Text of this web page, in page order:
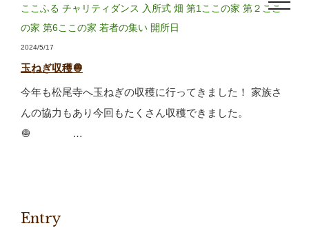
ここふる チャリティダンス 入所式 畑 第1ここの家 第２ここ
の家 第6ここの家 若者の集い 開所日
2024/5/17
玉ねぎ収穫🧅
今年も松尾寺へ玉ねぎの収穫に行ってきました！ 家族さ
んの協力もあり今回もたくさん収穫できました。
🧅 …
Entry